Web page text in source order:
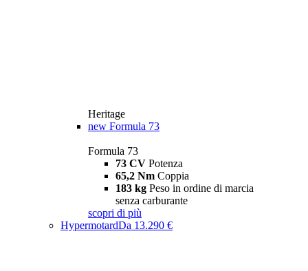
Heritage
new Formula 73
Formula 73
73 CV Potenza
65,2 Nm Coppia
183 kg Peso in ordine di marcia
senza carburante
scopri di più
HypermotardDa 13.290 €